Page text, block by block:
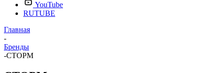
YouTube
RUTUBE
Главная
-
Бренды
-СТОРМ